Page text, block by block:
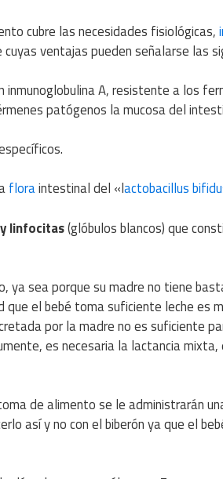
cubre las necesidades fisiológicas,
ventajas pueden señalarse las
inmunoglobulina A, resistente a los
patógenos la mucosa del
floraintestinal del «lactobacillus
linfocitas(glóbulos blancos) que
ya sea porque su madre no tiene
que el bebé toma suficiente leche es
por la madre no es suficiente
es necesaria la lactancia mixta,
de alimento se le administrarán
así y no con el biberón ya que el